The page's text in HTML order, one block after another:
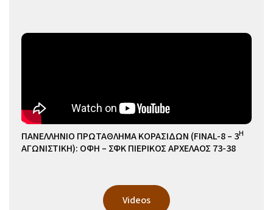
ΠΑΝΕΛΛΗΝΙΟ ΠΡΩΤΑΘΛΗΜΑ ΚΟΡΑΣΙΔΩΝ (FINAL-8 – 3Η
ΑΓΩΝΙΣΤΙΚΗ): ΟΦΗ – ΣΦΚ ΠΙΕΡΙΚΟΣ ΑΡΧΕΛΑΟΣ 73-38
Videos